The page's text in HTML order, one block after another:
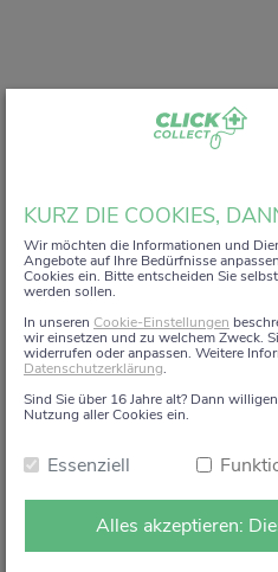
Liebe Kundin, lieber Kunde,
vielen Dank, dass Sie unser
Aktionsregal genutzt haben.
Wir haben uns sehr gefreut,
zu dürfen.
Dieses Angebot wird zum 15.
Ab dem 16. Januar 2026
nicht mehr zur Verfügung.
Natürlich sind wir weiterhin
vor Ort in Ihrer Apotheke.
KURZ DIE COOKIES,
Wir möchten die Informationen und
Angebote auf Ihre Bedürfnisse
Cookies ein. Bitte entscheiden Sie
werden sollen.
In unseren Cookie-Einstellungen
wir einsetzen und zu welchem Zweck.
widerrufen oder anpassen. Weitere
Datenschutzerklärung.
Sind Sie über 16 Jahre alt? Dann
Nutzung aller Cookies ein.
Essenziell
Alles akzeptieren: